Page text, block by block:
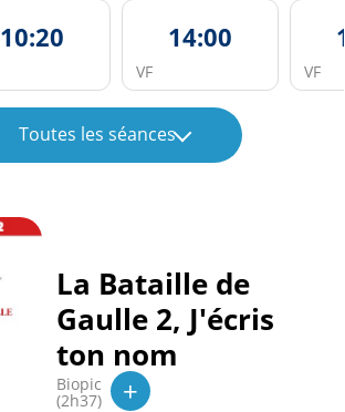
10:20 14:00
VF VF
Toutes les séances
La Bataille de
Gaulle 2, J'écris
ton nom
Biopic
(2h37) +